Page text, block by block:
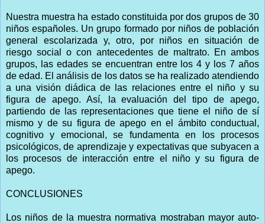
Nuestra muestra ha estado constituida por dos grupos de 30
niños españoles. Un grupo formado por niños de población
general escolarizada y, otro, por niños en situación de
riesgo social o con antecedentes de maltrato. En ambos
grupos, las edades se encuentran entre los 4 y los 7 años
de edad. El análisis de los datos se ha realizado atendiendo
a una visión diádica de las relaciones entre el niño y su
figura de apego. Así, la evaluación del tipo de apego,
partiendo de las representaciones que tiene el niño de sí
mismo y de su figura de apego en el ámbito conductual,
cognitivo y emocional, se fundamenta en los procesos
psicológicos, de aprendizaje y expectativas que subyacen a
los procesos de interacción entre el niño y su figura de
apego.
CONCLUSIONES
Los niños de la muestra normativa mostraban mayor auto-